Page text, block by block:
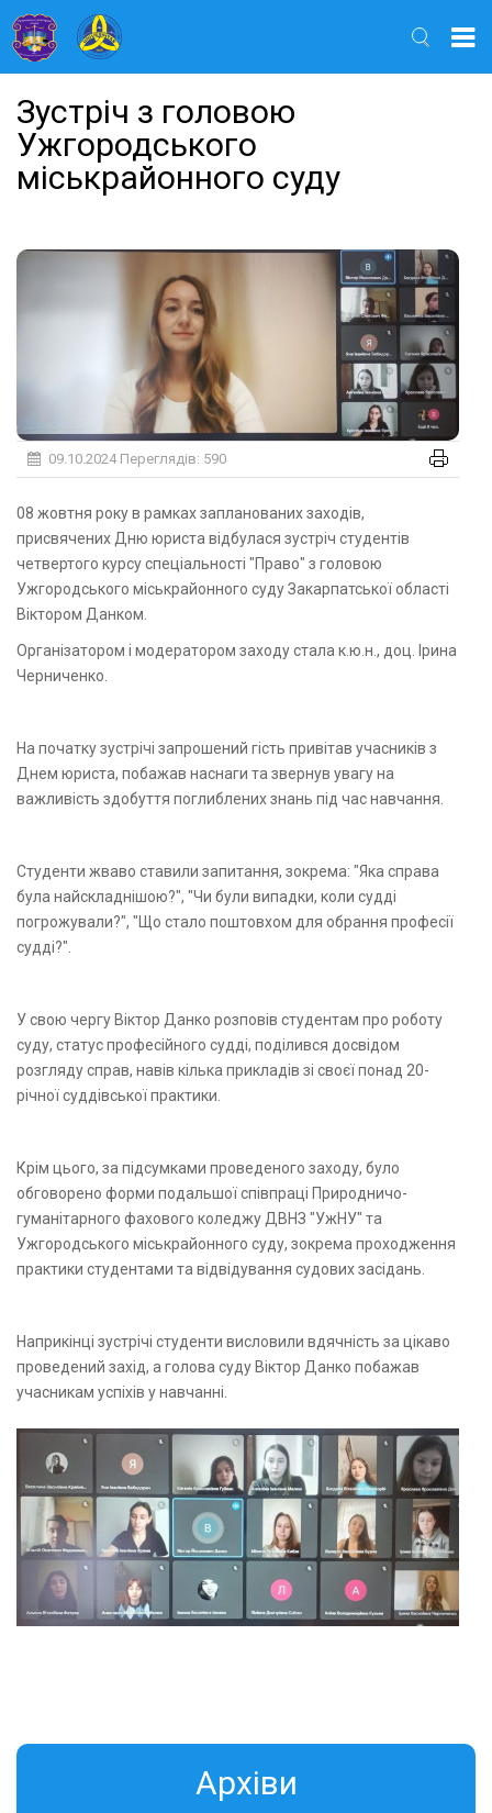
Зустріч з головою
Ужгородського
міськрайонного суду
09.10.2024Переглядів: 590
08 жовтня року в рамках запланованих заходів,
присвячених Дню юриста відбулася зустріч студентів
четвертого курсу спеціальності "Право" з головою
Ужгородського міськрайонного суду Закарпатської області
Віктором Данком.
Організатором і модератором заходу стала к.ю.н., доц. Ірина
Черниченко.
На початку зустрічі запрошений гість привітав учасників з
Днем юриста, побажав наснаги та звернув увагу на
важливість здобуття поглиблених знань під час навчання.
Студенти жваво ставили запитання, зокрема: "Яка справа
була найскладнішою?", "Чи були випадки, коли судді
погрожували?", "Що стало поштовхом для обрання професії
судді?".
У свою чергу Віктор Данко розповів студентам про роботу
суду, статус професійного судді, поділився досвідом
розгляду справ, навів кілька прикладів зі своєї понад 20-
річної суддівської практики.
Крім цього, за підсумками проведеного заходу, було
обговорено форми подальшої співпраці Природничо-
гуманітарного фахового коледжу ДВНЗ "УжНУ" та
Ужгородського міськрайонного суду, зокрема проходження
практики студентами та відвідування судових засідань.
Наприкінці зустрічі студенти висловили вдячність за цікаво
проведений захід, а голова суду Віктор Данко побажав
учасникам успіхів у навчанні.
Aрхіви